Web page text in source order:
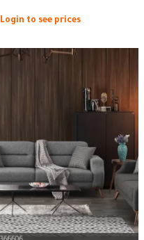
Login to see prices